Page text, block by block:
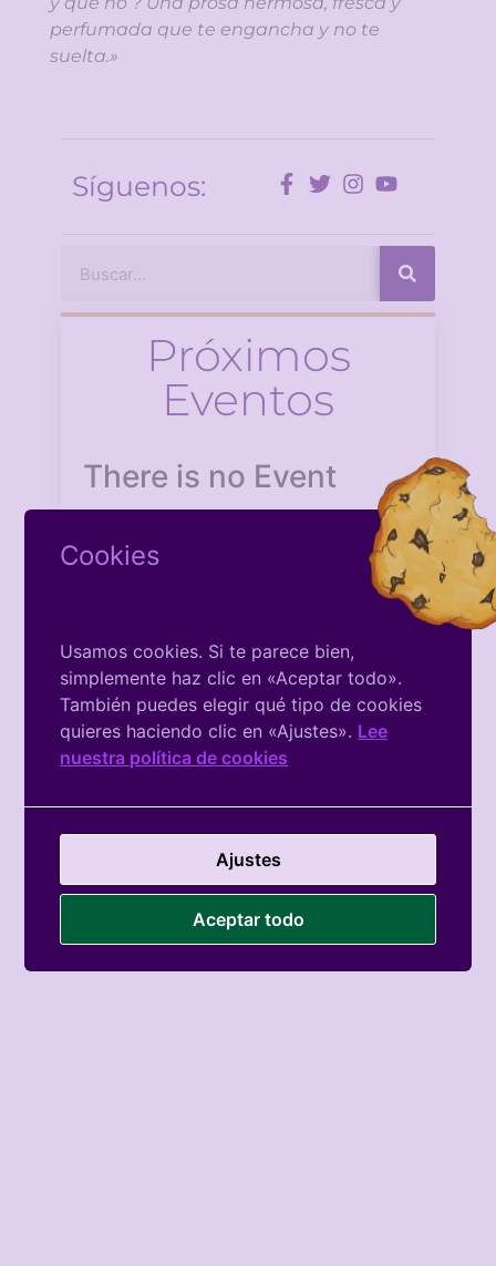
perfumada que te engancha y no te
suelta.»
Síguenos:
Próximos
Eventos
There is no Event
Facebook
De La
Asociación
Cookies
Usamos cookies. Si te parece bien,
simplemente haz clic en «Aceptar todo».
También puedes elegir qué tipo de cookies
quieres haciendo clic en «Ajustes». Lee
nuestra política de cookies
Ajustes
Aceptar todo